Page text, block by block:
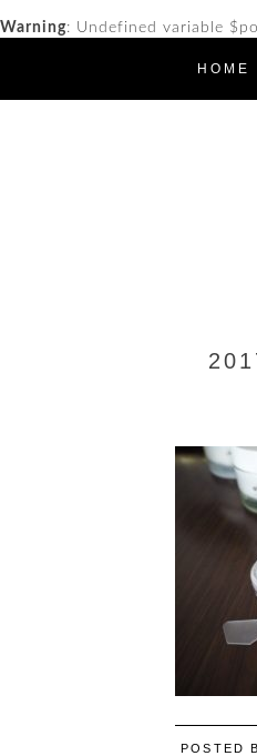
Warning: Undefined variable
HOME
POSTED